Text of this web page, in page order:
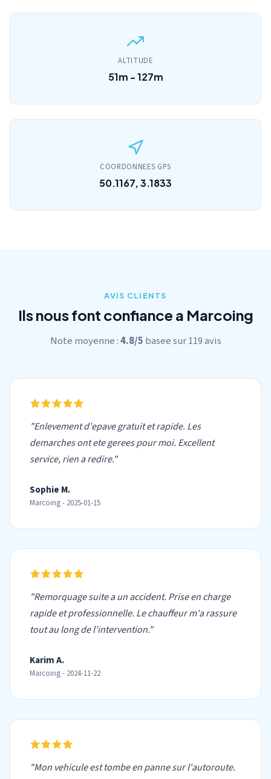
ALTITUDE
51m - 127m
COORDONNEES GPS
50.1167, 3.1833
AVIS CLIENTS
Ils nous font confiance a Marcoing
Note moyenne :4.8/5 basee sur 119 avis
"Enlevement d'epave gratuit et rapide. Les
demarches ont ete gerees pour moi. Excellent
service, rien a redire."
Sophie M.
Marcoing - 2025-01-15
"Remorquage suite a un accident. Prise en charge
rapide et professionnelle. Le chauffeur m'a rassure
tout au long de l'intervention."
Karim A.
Marcoing - 2024-11-22
"Mon vehicule est tombe en panne sur l'autoroute.